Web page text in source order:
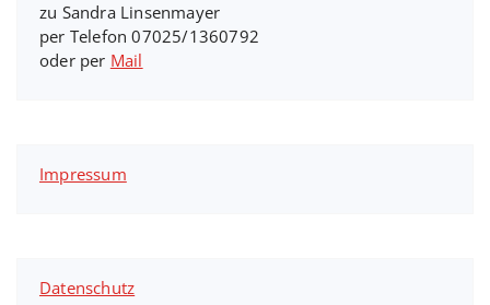
zu Sandra Linsenmayer
per Telefon 07025/1360792
oder per Mail
Impressum
Datenschutz